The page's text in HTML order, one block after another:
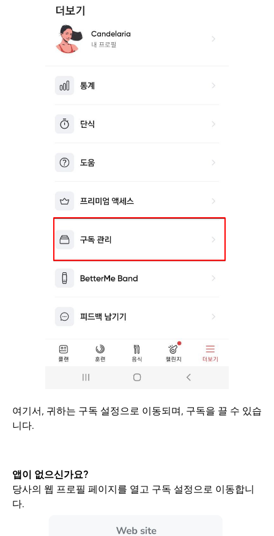
여기서, 귀하는 구독 설정으로 이동되며, 구독을 끌 수 있습
니다.
앱이 없으신가요?
당사의 웹 프로필 페이지를 열고 구독 설정으로 이동합니
다.